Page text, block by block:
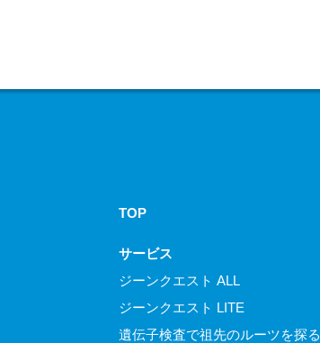
TOP
サービス
ジーンクエスト ALL
ジーンクエスト LITE
遺伝子検査で祖先のルーツを探る